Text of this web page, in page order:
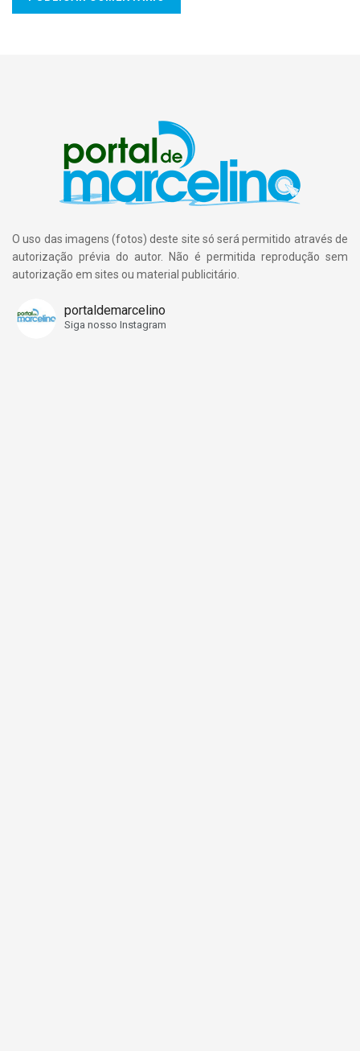
O uso das imagens (fotos) deste site só será permitido através de
autorização prévia do autor. Não é permitida reprodução sem
autorização em sites ou material publicitário.
portaldemarcelino
Siga nosso Instagram